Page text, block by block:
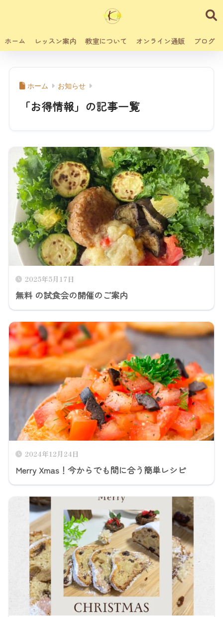
ホーム レッスン案内 教室について オンライン通販 ブログ
ホーム お知らせ
「お得情報」の記事一覧
2025年5月17日
無料 の試食会の開催のご案内
2024年12月24日
Merry Xmas！今からでも間に合う簡単レシピ